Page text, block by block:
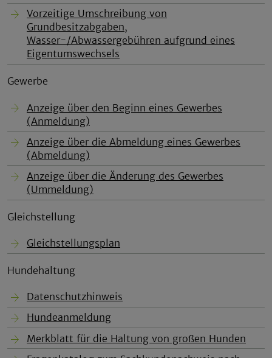
Vorzeitige Umschreibung von
Grundbesitzabgaben,
Wasser-/Abwassergebühren aufgrund eines
Eigentumswechsels
Gewerbe
Anzeige über den Beginn eines Gewerbes
(Anmeldung)
Anzeige über die Abmeldung eines Gewerbes
(Abmeldung)
Anzeige über die Änderung des Gewerbes
(Ummeldung)
Gleichstellung
Gleichstellungsplan
Hundehaltung
Datenschutzhinweis
Hundeanmeldung
Merkblatt für die Haltung von großen Hunden